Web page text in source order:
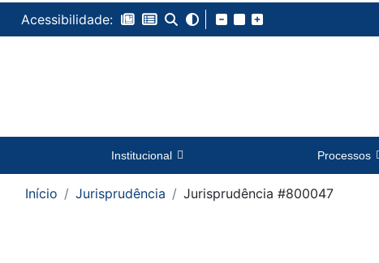
Acessibilidade:
Institucional Processos
Início Jurisprudência Jurisprudência #800047